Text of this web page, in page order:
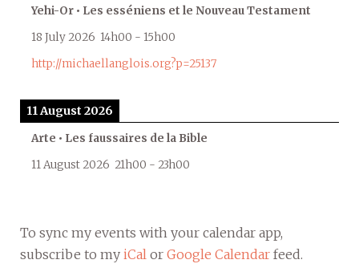
Yehi-Or • Les esséniens et le Nouveau Testament
18 July 2026 14h00 - 15h00
http://michaellanglois.org?p=25137
11 August 2026
Arte • Les faussaires de la Bible
11 August 2026 21h00 - 23h00
To sync my events with your calendar app,
subscribe to my iCal or Google Calendar feed.